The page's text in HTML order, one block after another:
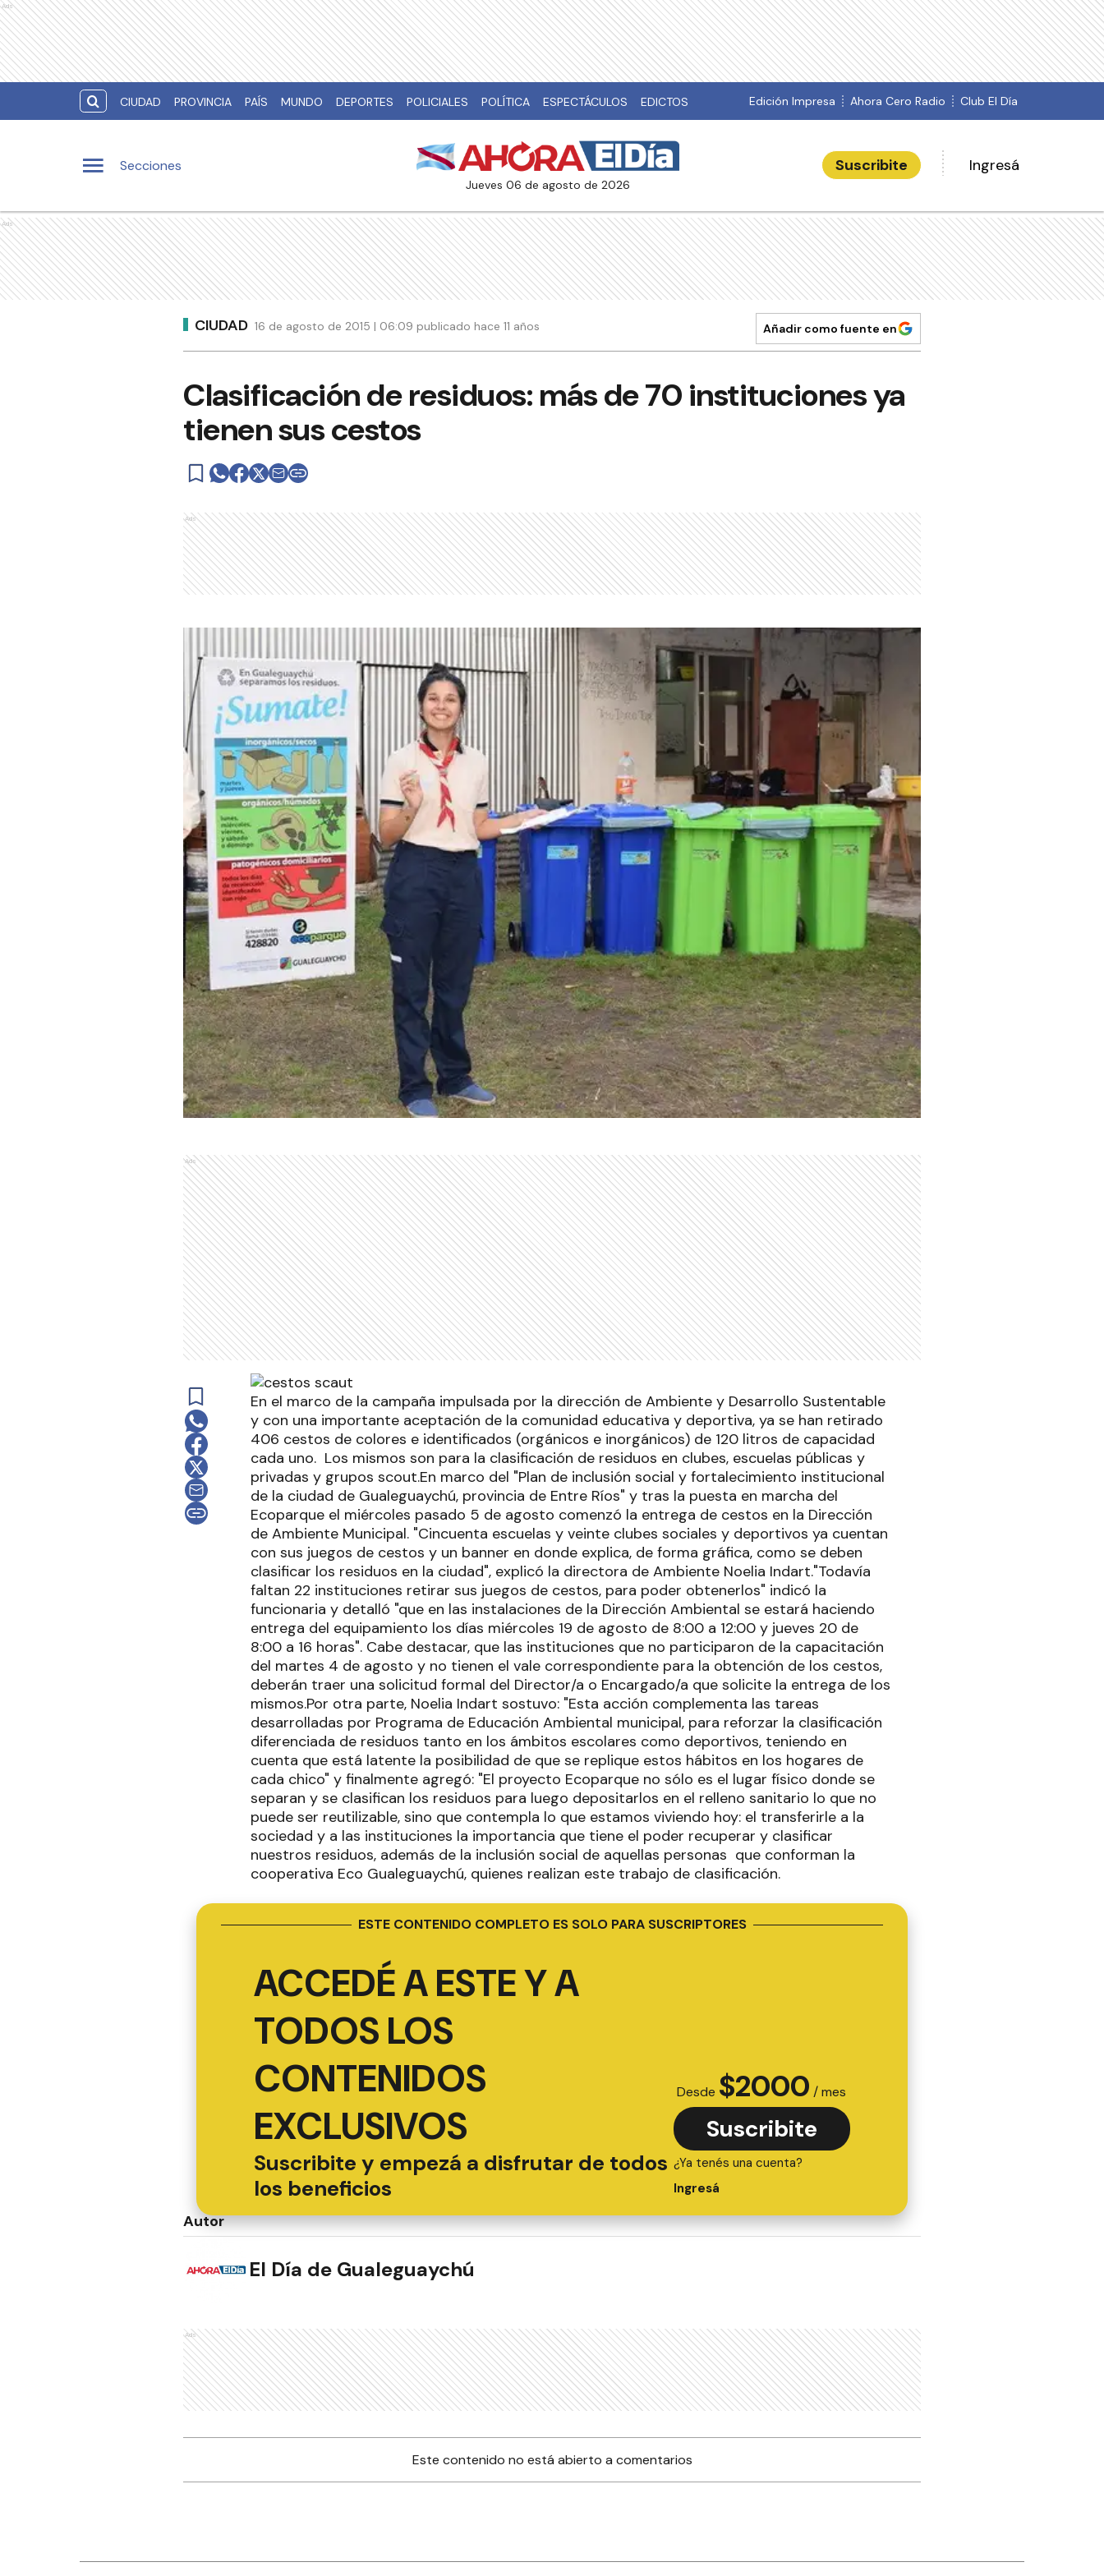
Ads
CIUDAD PROVINCIA PAÍS MUNDO DEPORTES POLICIALES POLÍTICA ESPECTÁCULOS EDICTOS Edición Impresa Ahora Cero Radio Club El Día
Secciones
jueves 06 de agosto de 2026
Suscribite Ingresá
Ads
CIUDAD 16 de agosto de 2015 | 06:09 publicado hace 11 años Añadir como fuente en
Clasificación de residuos: más de 70 instituciones ya
tienen sus cestos
Ads
Ads
En el marco de la campaña impulsada por la dirección de Ambiente y Desarrollo Sustentable
y con una importante aceptación de la comunidad educativa y deportiva, ya se han retirado
406 cestos de colores e identificados (orgánicos e inorgánicos) de 120 litros de capacidad
cada uno. Los mismos son para la clasificación de residuos en clubes, escuelas públicas y
privadas y grupos scout.En marco del "Plan de inclusión social y fortalecimiento institucional
de la ciudad de Gualeguaychú, provincia de Entre Ríos" y tras la puesta en marcha del
Ecoparque el miércoles pasado 5 de agosto comenzó la entrega de cestos en la Dirección
de Ambiente Municipal. "Cincuenta escuelas y veinte clubes sociales y deportivos ya cuentan
con sus juegos de cestos y un banner en donde explica, de forma gráfica, como se deben
clasificar los residuos en la ciudad", explicó la directora de Ambiente Noelia Indart."Todavía
faltan 22 instituciones retirar sus juegos de cestos, para poder obtenerlos" indicó la
funcionaria y detalló "que en las instalaciones de la Dirección Ambiental se estará haciendo
entrega del equipamiento los días miércoles 19 de agosto de 8:00 a 12:00 y jueves 20 de
8:00 a 16 horas". Cabe destacar, que las instituciones que no participaron de la capacitación
del martes 4 de agosto y no tienen el vale correspondiente para la obtención de los cestos,
deberán traer una solicitud formal del Director/a o Encargado/a que solicite la entrega de los
mismos.Por otra parte, Noelia Indart sostuvo: "Esta acción complementa las tareas
desarrolladas por Programa de Educación Ambiental municipal, para reforzar la clasificación
diferenciada de residuos tanto en los ámbitos escolares como deportivos, teniendo en
cuenta que está latente la posibilidad de que se replique estos hábitos en los hogares de
cada chico" y finalmente agregó: "El proyecto Ecoparque no sólo es el lugar físico donde se
separan y se clasifican los residuos para luego depositarlos en el relleno sanitario lo que no
puede ser reutilizable, sino que contempla lo que estamos viviendo hoy: el transferirle a la
sociedad y a las instituciones la importancia que tiene el poder recuperar y clasificar
nuestros residuos, además de la inclusión social de aquellas personas que conforman la
cooperativa Eco Gualeguaychú, quienes realizan este trabajo de clasificación.
ESTE CONTENIDO COMPLETO ES SOLO PARA SUSCRIPTORES
ACCEDÉ A ESTE Y A
TODOS LOS
CONTENIDOS
EXCLUSIVOS
Suscribite y empezá a disfrutar de todos
los beneficios
Desde $2000 / mes
Suscribite
¿Ya tenés una cuenta?
Ingresá
Autor
El Día de Gualeguaychú
Ads
Este contenido no está abierto a comentarios